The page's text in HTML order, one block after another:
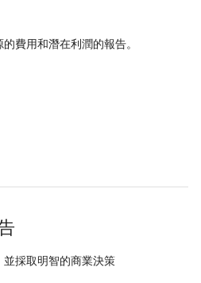
費用和潛在利潤的報告。
採取明智的商業決策